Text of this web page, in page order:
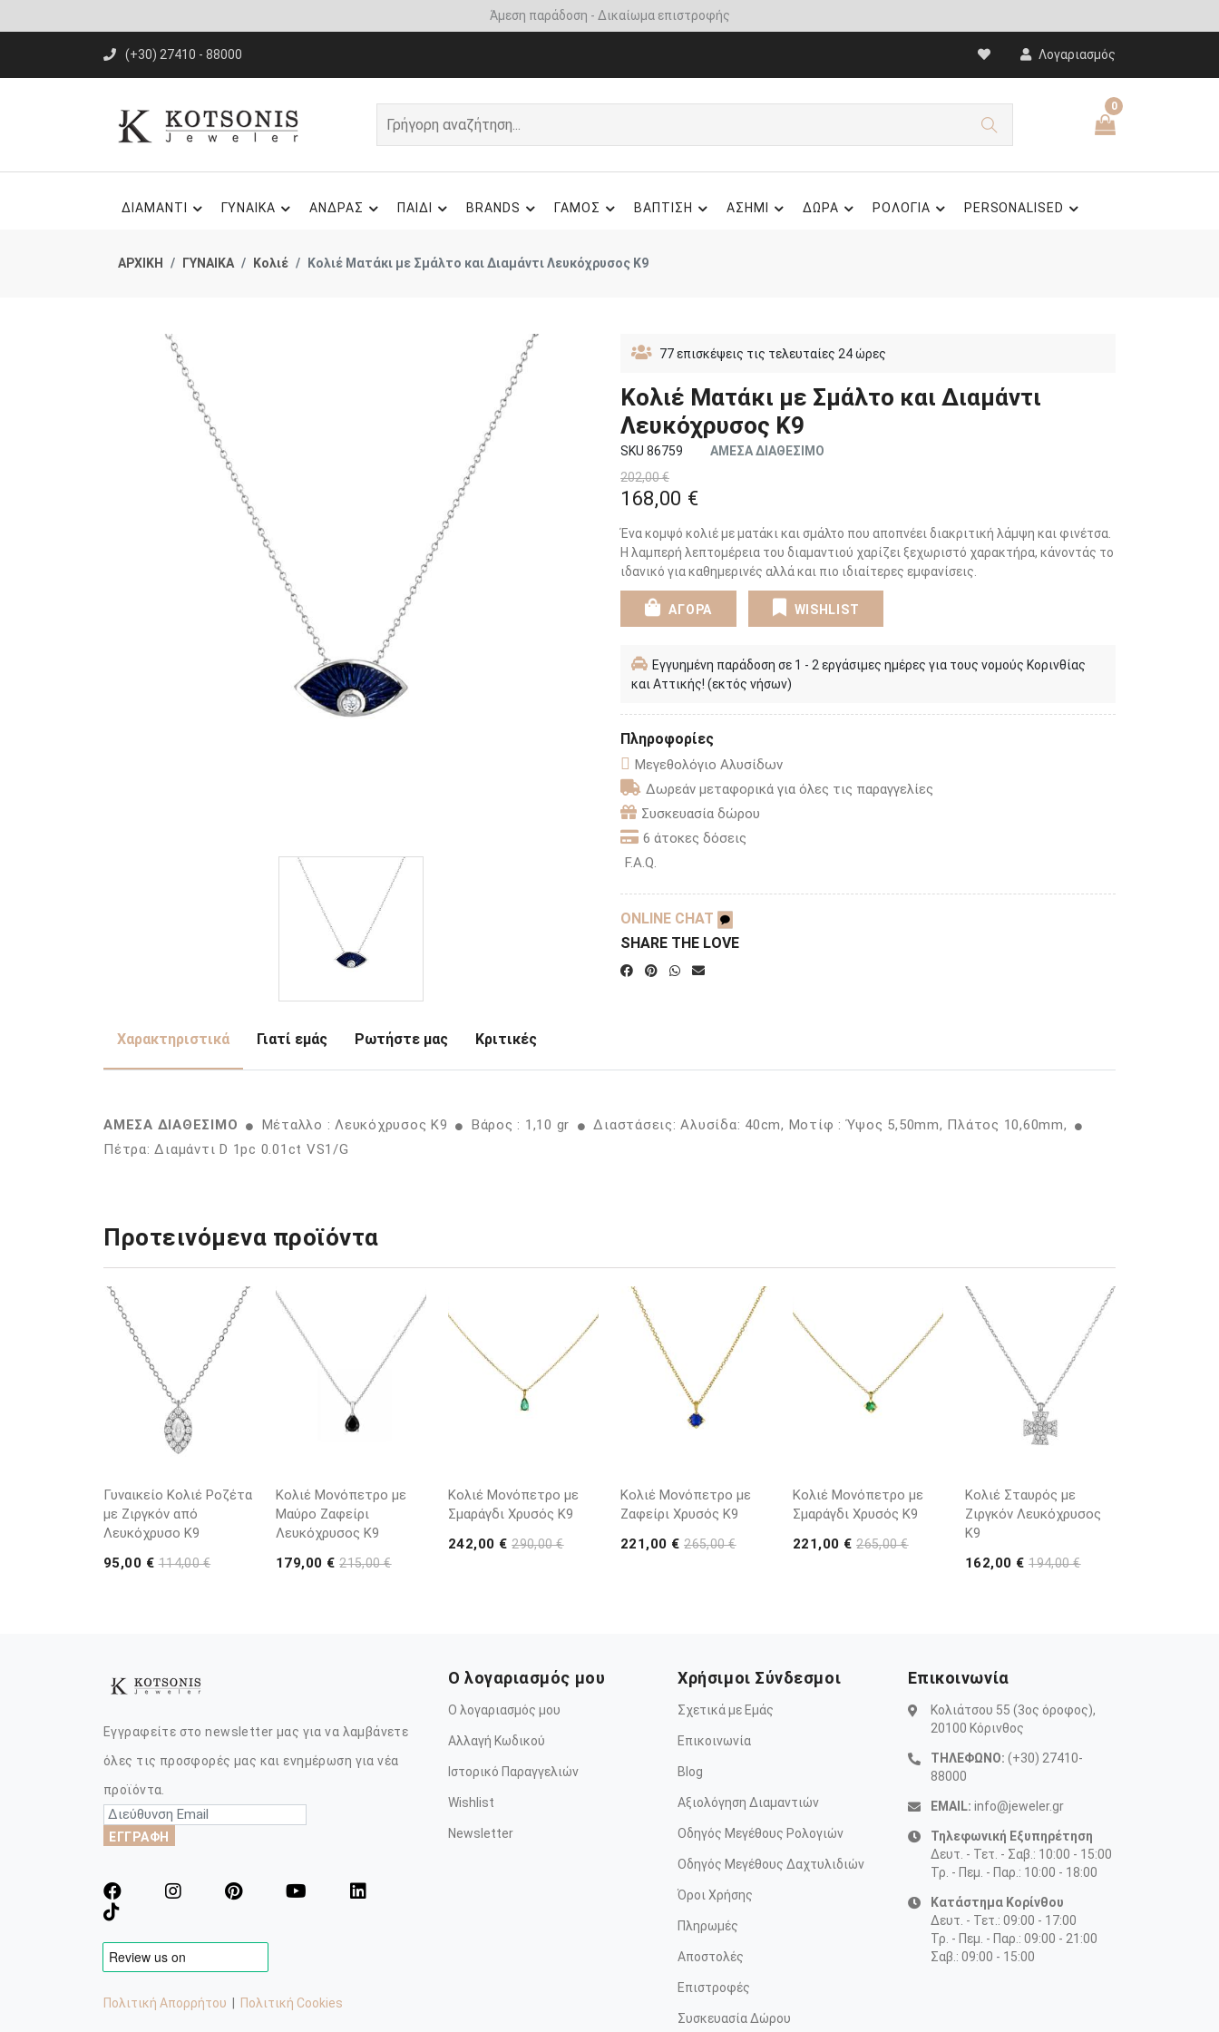
Άμεση παράδοση - Δικαίωμα επιστροφής
(+30) 27410 - 88000 Λογαριασμός
0
ΔΙΑΜΑΝΤΙ ΓΥΝΑΙΚΑ ΑΝΔΡΑΣ ΠΑΙΔΙ BRANDS ΓΑΜΟΣ ΒΑΠΤΙΣΗ ΑΣΗΜΙ ΔΩΡΑ ΡΟΛΟΓΙΑ PERSONALISED
ΑΡΧΙΚΗ ΓΥΝΑΙΚΑ Κολιέ Κολιέ Ματάκι με Σμάλτο και Διαμάντι Λευκόχρυσος Κ9
77επισκέψεις τις τελευταίες 24 ώρες
Κολιέ Ματάκι με Σμάλτο και Διαμάντι
Λευκόχρυσος Κ9
SKU 86759
ΑΜΕΣΑ ΔΙΑΘΕΣΙΜΟ
202,00 €
168,00 €
Ένα κομψό κολιέ με ματάκι και σμάλτο που αποπνέει διακριτική λάμψη και φινέτσα.
Η λαμπερή λεπτομέρεια του διαμαντιού χαρίζει ξεχωριστό χαρακτήρα, κάνοντάς το
ιδανικό για καθημερινές αλλά και πιο ιδιαίτερες εμφανίσεις.
ΑΓΟΡΑ WISHLIST
Εγγυημένη παράδοση σε 1 - 2 εργάσιμες ημέρες για τους νομούς Κορινθίας
και Αττικής! (εκτός νήσων)
Πληροφορίες
Μεγεθολόγιο Αλυσίδων
Δωρεάν μεταφορικά για όλες τις παραγγελίες
Συσκευασία δώρου
6 άτοκες δόσεις
F.A.Q.
ONLINE CHAT
SHARE THE LOVE
Χαρακτηριστικά Γιατί εμάς Ρωτήστε μας Κριτικές
ΑΜΕΣΑ ΔΙΑΘΕΣΙΜΟ Μέταλλο : Λευκόχρυσος K9 Βάρος : 1,10 gr
Διαστάσεις: Aλυσίδα: 40cm, Μοτίφ : Ύψος 5,50mm, Πλάτος 10,60mm,
Πέτρα: Διαμάντι D 1pc 0.01ct VS1/G
Προτεινόμενα προϊόντα
Γυναικείο Κολιέ Ροζέτα
με Ζιργκόν από
Λευκόχρυσο K9
95,00 €114,00 €
Κολιέ Μονόπετρο με
Μαύρο Ζαφείρι
Λευκόχρυσος K9
179,00 €215,00 €
Κολιέ Μονόπετρο με
Σμαράγδι Χρυσός K9
242,00 €290,00 €
Κολιέ Μονόπετρο με
Ζαφείρι Χρυσός K9
221,00 €265,00 €
Κολιέ Μονόπετρο με
Σμαράγδι Χρυσός K9
221,00 €265,00 €
Κολιέ Σταυρός με
Ζιργκόν Λευκόχρυσος
Κ9
162,00 €194,00 €
Εγγραφείτε στο newsletter μας για να λαμβάνετε
όλες τις προσφορές μας και ενημέρωση για νέα
προϊόντα.
ΕΓΓΡΑΦΗ
Πολιτική Απορρήτου Πολιτική Cookies
Ο λογαριασμός μου
Ο λογαριασμός μου
Αλλαγή Κωδικού
Ιστορικό Παραγγελιών
Wishlist
Newsletter
Χρήσιμοι Σύνδεσμοι
Σχετικά με Εμάς
Επικοινωνία
Blog
Αξιολόγηση Διαμαντιών
Οδηγός Μεγέθους Ρολογιών
Οδηγός Μεγέθους Δαχτυλιδιών
Όροι Χρήσης
Πληρωμές
Αποστολές
Επιστροφές
Συσκευασία Δώρου
Επικοινωνία
Κολιάτσου 55 (3ος όροφος),
20100 Κόρινθος
ΤΗΛΕΦΩΝΟ: (+30) 27410-
88000
EMAIL: info@jeweler.gr
Τηλεφωνική Εξυπηρέτηση
Δευτ. - Τετ. - Σαβ.: 10:00 - 15:00
Τρ. - Πεμ. - Παρ.: 10:00 - 18:00
Κατάστημα Κορίνθου
Δευτ. - Τετ.: 09:00 - 17:00
Τρ. - Πεμ. - Παρ.: 09:00 - 21:00
Σαβ.: 09:00 - 15:00